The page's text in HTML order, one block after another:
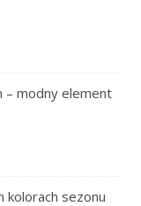
– modny element
kolorach sezonu